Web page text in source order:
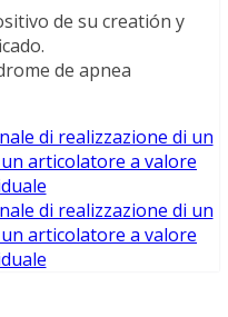
de su creatión y
de apnea